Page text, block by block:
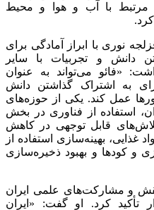
مرتبط با آب و هوا و محیط
نوری با ابراز آمادگی برای
دانش و تجربیات با سایر
«فائو می‌تواند به عنوان
به اشتراک گذاشتن دانش
عمل کند. یکی از حوزه‌های
استفاده از فناوری در بخش
قابل توجهی در کاهش
غذایی، بهینه‌سازی استفاده از
و کودها و بهبود ذخیره‌سازی
و مشارکت‌های علمی ایران
تأکید کرد. او گفت: «ایران